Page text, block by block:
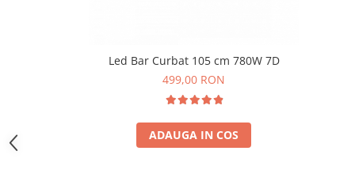
Aparate de Sudura
Masca Sudura
Led Bar Curbat 105 cm 780W 7D
499,00 RON
ADAUGA IN COS